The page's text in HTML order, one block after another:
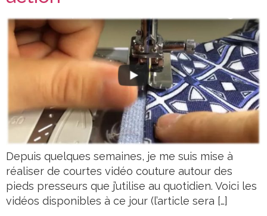
Depuis quelques semaines, je me suis mise à
réaliser de courtes vidéo couture autour des
pieds presseurs que j’utilise au quotidien. Voici les
vidéos disponibles à ce jour (l’article sera […]